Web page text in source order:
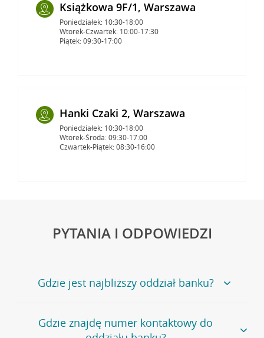
Książkowa 9F/1, Warszawa
Poniedziałek: 10:30-18:00
Wtorek-Czwartek: 10:00-17:30
Piątek: 09:30-17:00
Hanki Czaki 2, Warszawa
Poniedziałek: 10:30-18:00
Wtorek-Środa: 09:30-17:00
Czwartek-Piątek: 08:30-16:00
PYTANIA I ODPOWIEDZI
Gdzie jest najbliższy oddział banku?
Jeśli szukasz oddziału naszego banku, zapraszamy na
stronęPlacówki i bankomaty, na której znajduje się
Gdzie znajdę numer kontaktowy do